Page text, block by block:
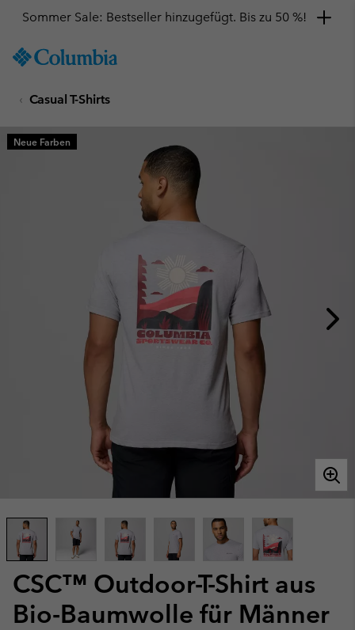
TO
SKIP
MAIN
NAV
Sommer Sale: Bestseller hinzugefügt. Bis zu 50 %!
Casual T-Shirts
CSC™ Outdoor-T-Shirt aus
Bio-Baumwolle für Männer
Neue Farben